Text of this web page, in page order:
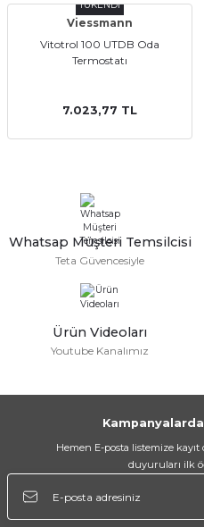
TÜKENDİ
Viessmann
Vitotrol 100 UTDB Oda
Termostatı
7.023,77 TL
Whatsap Müşteri Temsilcisi
Teta Güvencesiyle
Ürün Videoları
Youtube Kanalımız
Hemen E-posta listemize
duyuruları ilk